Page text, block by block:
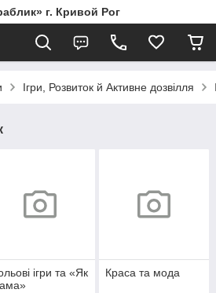
г. Кривой Рог
Ігри, Розвиток й Активне дозвілля
ігри та «Як
Краса та мода